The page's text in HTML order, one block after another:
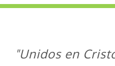
"Unidos en